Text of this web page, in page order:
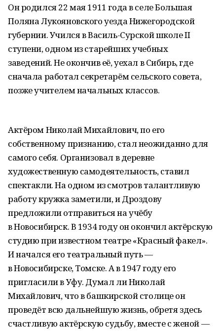
Он родился 22 мая 1911 года в селе Большая
Поляна Лукояновского уезда Нижегородской
губернии. Учился в Василь-Сурской школе II
ступени, одном из старейших учебных
заведений. Не окончив её, уехал в Сибирь, где
сначала работал секретарём сельского совета,
позже учителем начальных классов.
Актёром Николай Михайлович, по его
собственному признанию, стал неожиданно для
самого себя. Организовал в деревне
художественную самодеятельность, ставил
спектакли. На одном из смотров талантливую
работу кружка заметили, и Дроздову
предложили отправиться на учёбу
в Новосибирск. В 1934 году он окончил актёрскую
студию при известном театре «Красный факел».
И начался его театральный путь —
в Новосибирске, Томске. А в 1947 году его
пригласили в Уфу. Думал ли Николай
Михайлович, что в башкирской столице он
проведёт всю дальнейшую жизнь, обретя здесь
счастливую актёрскую судьбу, вместе с женой —